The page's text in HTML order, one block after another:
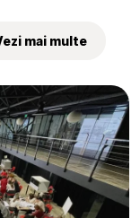
mai multe